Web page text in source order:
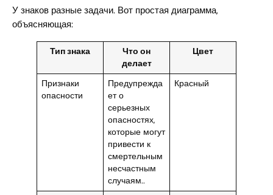
У знаков разные задачи. Вот простая диаграмма,
объясняющая:
Тип знака
Что он
делает
Цвет
Признаки
опасности
Предупрежда
ет о
серьезных
опасностях,
которые могут
привести к
смертельным
несчастным
случаям..
Красный